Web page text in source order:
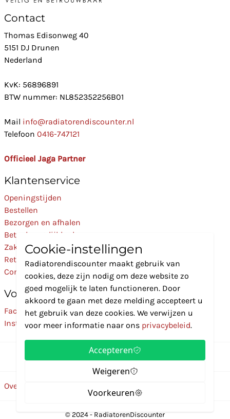
Contact
Thomas Edisonweg 40
5151 DJ Drunen
Nederland
KvK: 56896891
BTW nummer: NL852352256B01
Mail info@radiatorendiscounter.nl
Telefoon 0416-747121
Officieel Jaga Partner
Klantenservice
Openingstijden
Bestellen
Bezorgen en afhalen
Betaalmogelijkheden
Zakelijk
Retourneren
Contact
Volg Ons
Facebook
Instagram
Over ons
© 2024 - RadiatorenDiscounter
Cookie-instellingen
Radiatorendiscounter maakt gebruik van
cookies, deze zijn nodig om deze website zo
goed mogelijk te laten functioneren. Door
akkoord te gaan met deze melding accepteert u
het gebruik van deze cookies. We verwijzen u
voor meer informatie naar ons privacybeleid.
Accepteren
Weigeren
Voorkeuren